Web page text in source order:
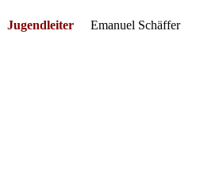
Jugendleiter
Emanuel Schäffer